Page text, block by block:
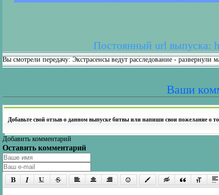
Постоянный url выпуска:
Вы смотрели передачу: Экстрасенсы ведут расследование -
Ваши
Добавьте свой отзыв о данном выпуске битвы или напиши свои пожелание о
Добавить комментарий
Оставить комментарий